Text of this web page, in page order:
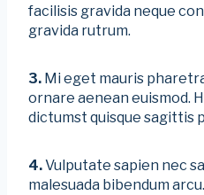
facilisis gravida neque
gravida rutrum.
3. Mi eget mauris
ornare aenean euismod.
dictumst quisque sagittis
4.Vulputate sapien nec
malesuada bibendum